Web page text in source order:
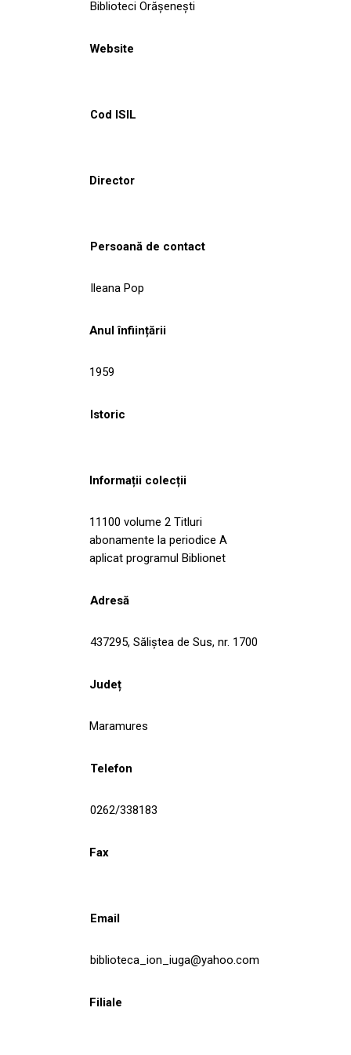
Biblioteci Orășenești
Website
Cod ISIL
Director
Persoană de contact
Ileana Pop
Anul înființării
1959
Istoric
Informații colecții
11100 volume 2 Titluri
abonamente la periodice A
aplicat programul Biblionet
Adresă
437295, Săliştea de Sus, nr. 1700
Județ
Maramures
Telefon
0262/338183
Fax
Email
biblioteca_ion_iuga@yahoo.com
Filiale